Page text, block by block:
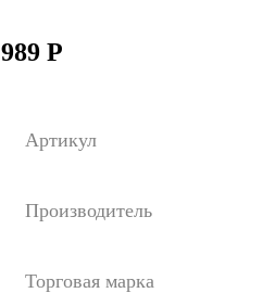
989 Р
Артикул
Производитель
Торговая марка